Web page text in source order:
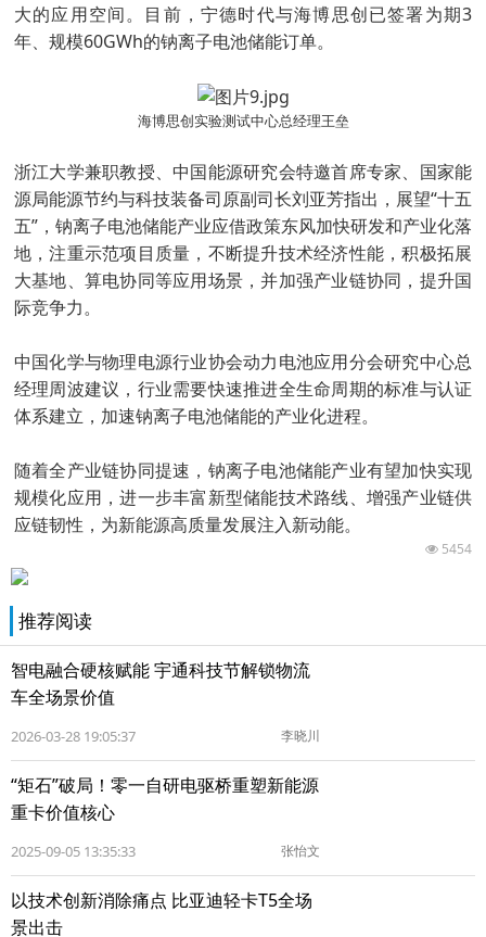
大的应用空间。目前，宁德时代与海博思创已签署为期3
年、规模60GWh的钠离子电池储能订单。
海博思创实验测试中心总经理王垒
浙江大学兼职教授、中国能源研究会特邀首席专家、国家能
源局能源节约与科技装备司原副司长刘亚芳指出，展望“十五
五”，钠离子电池储能产业应借政策东风加快研发和产业化落
地，注重示范项目质量，不断提升技术经济性能，积极拓展
大基地、算电协同等应用场景，并加强产业链协同，提升国
际竞争力。
中国化学与物理电源行业协会动力电池应用分会研究中心总
经理周波建议，行业需要快速推进全生命周期的标准与认证
体系建立，加速钠离子电池储能的产业化进程。
随着全产业链协同提速，钠离子电池储能产业有望加快实现
规模化应用，进一步丰富新型储能技术路线、增强产业链供
应链韧性，为新能源高质量发展注入新动能。
5454
推荐阅读
智电融合硬核赋能 宇通科技节解锁物流
车全场景价值
2026-03-28 19:05:37 李晓川
“矩石”破局！零一自研电驱桥重塑新能源
重卡价值核心
2025-09-05 13:35:33 张怡文
以技术创新消除痛点 比亚迪轻卡T5全场
景出击